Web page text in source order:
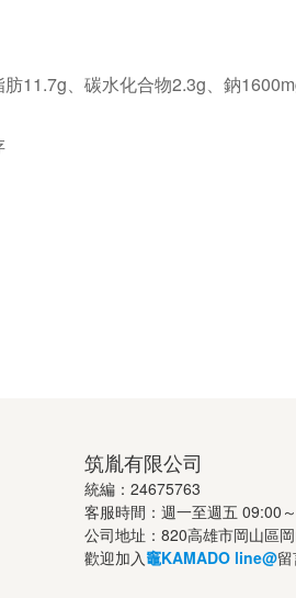
肪11.7g、碳水化合物2.3g、鈉
筑胤有限公司
統編：24675763
客服時間：週一至週五 09:00
公司地址：820高雄市岡山區
歡迎加入竈KAMADO line@